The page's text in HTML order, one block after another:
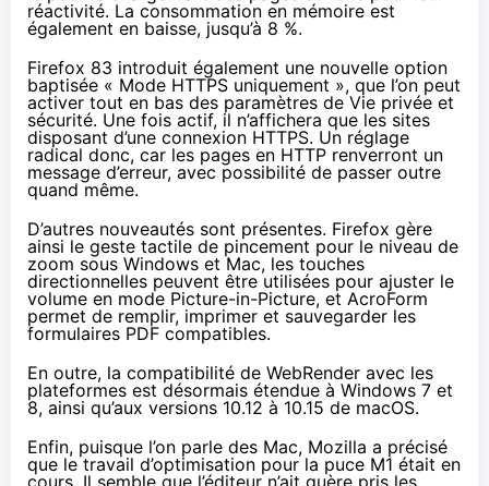
réactivité. La consommation en mémoire est
également en baisse, jusqu’à 8 %.
Firefox 83 introduit également une nouvelle option
baptisée « Mode HTTPS uniquement », que l’on peut
activer tout en bas des paramètres de Vie privée et
sécurité. Une fois actif, il n’affichera que les sites
disposant d’une connexion HTTPS. Un réglage
radical donc, car les pages en HTTP renverront un
message d’erreur, avec possibilité de passer outre
quand même.
D’autres nouveautés sont présentes. Firefox gère
ainsi le geste tactile de pincement pour le niveau de
zoom sous Windows et Mac, les touches
directionnelles peuvent être utilisées pour ajuster le
volume en mode Picture-in-Picture, et AcroForm
permet de remplir, imprimer et sauvegarder les
formulaires PDF compatibles.
En outre, la compatibilité de WebRender avec les
plateformes est désormais étendue à Windows 7 et
8, ainsi qu’aux versions 10.12 à 10.15 de macOS.
Enfin, puisque l’on parle des Mac, Mozilla a précisé
que le travail d’optimisation pour la puce M1 était en
cours. Il semble que l’éditeur n’ait guère pris les